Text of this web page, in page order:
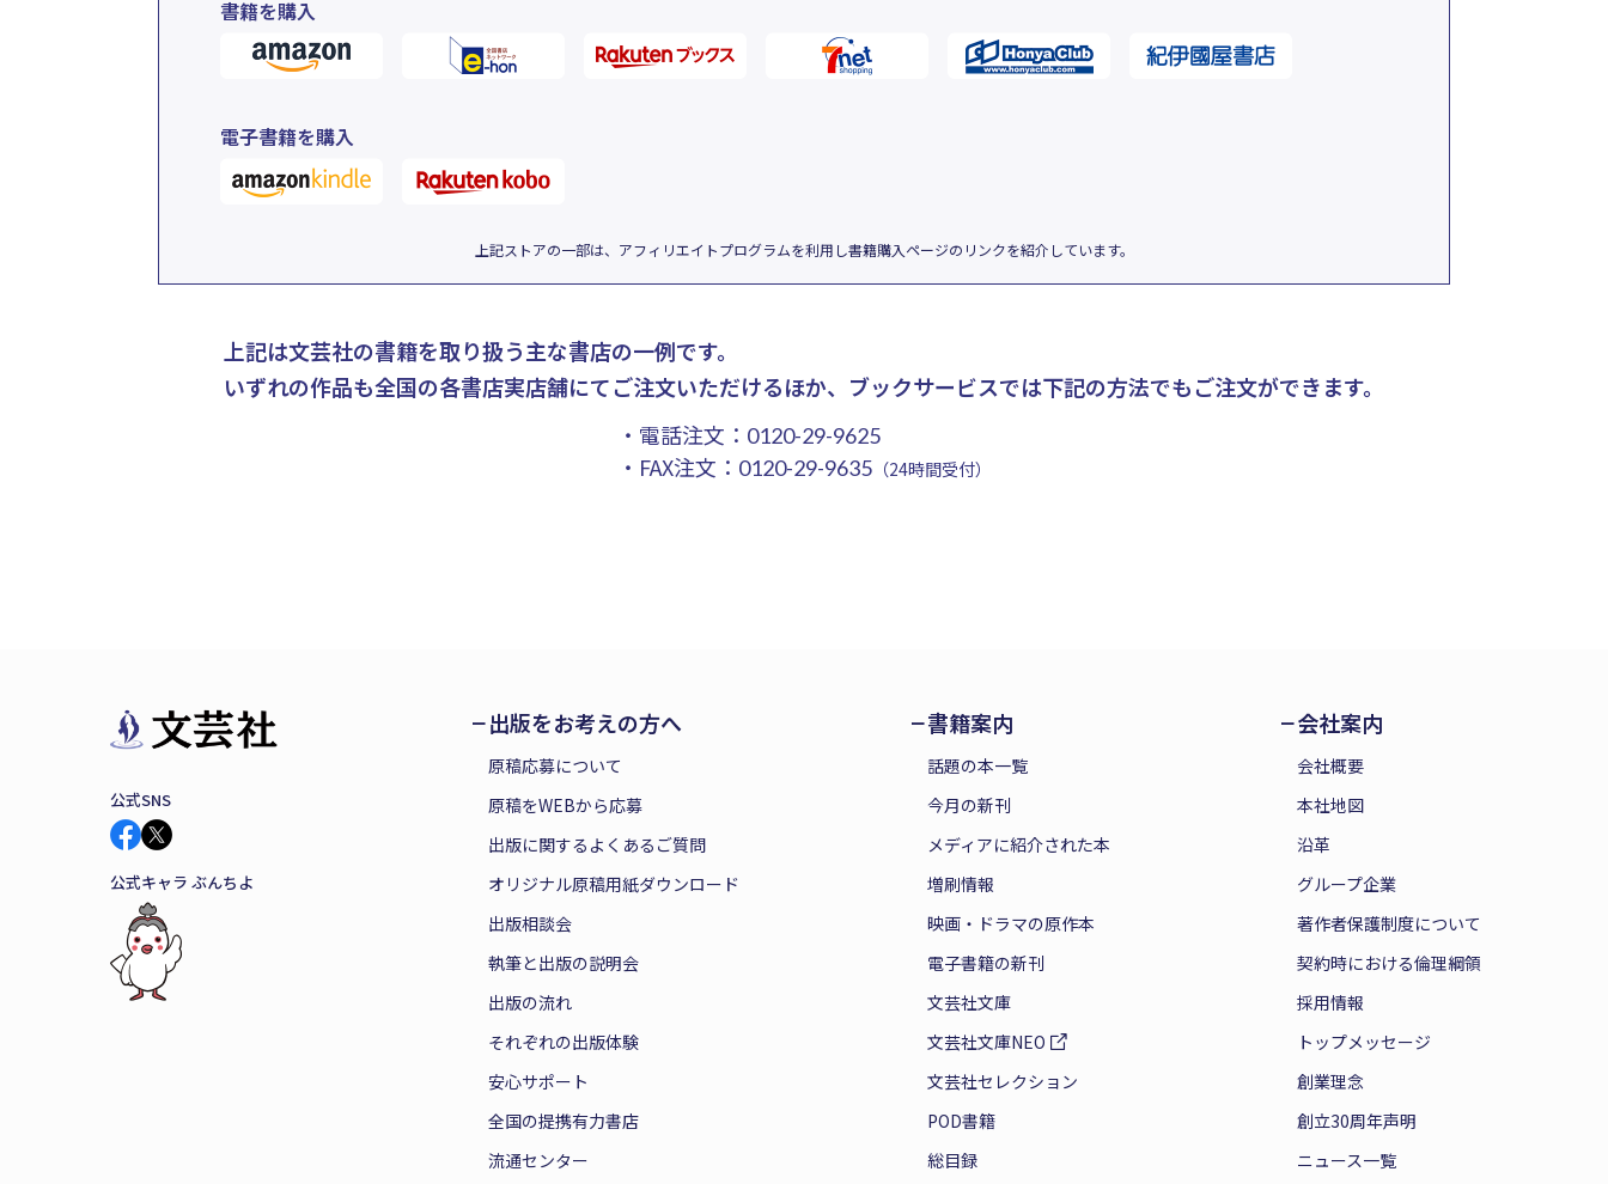
書籍を購入
電子書籍を購入
上記ストアの一部は、アフィリエイトプログラムを利用し書籍購入ページのリンクを紹介しています。
上記は文芸社の書籍を取り扱う主な書店の一例です。
いずれの作品も全国の各書店実店舗にてご注文いただけるほか、ブックサービスでは下記の方法でもご注文ができます。
・電話注文： 0120-29-9625
・FAX注文： 0120-29-9635（24時間受付）
公式SNS
公式キャラ ぶんちよ
出版をお考えの方へ
原稿応募について
原稿をWEBから応募
出版に関するよくあるご質問
オリジナル原稿用紙ダウンロード
出版相談会
執筆と出版の説明会
出版の流れ
それぞれの出版体験
安心サポート
全国の提携有力書店
流通センター
書籍案内
話題の本一覧
今月の新刊
メディアに紹介された本
増刷情報
映画・ドラマの原作本
電子書籍の新刊
文芸社文庫
文芸社文庫NEO
文芸社セレクション
POD書籍
総目録
会社案内
会社概要
本社地図
沿革
グループ企業
著作者保護制度について
契約時における倫理綱領
採用情報
トップメッセージ
創業理念
創立30周年声明
ニュース一覧